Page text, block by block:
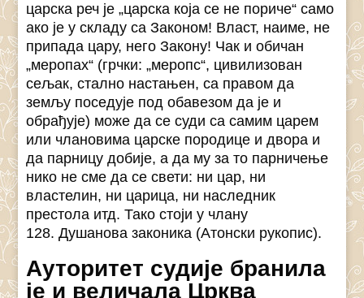
царска реч је „царска која се не пориче“ само
ако је у складу са Законом! Власт, наиме, не
припада цару, него Закону! Чак и обичан
„меропах“ (грчки: „меропс“, цивилизован
сељак, стално настањен, са правом да
земљу поседује под обавезом да је и
обрађује) може да се суди са самим царем
или члановима царске породице и двора и
да парницу добије, а да му за то парничење
нико не сме да се свети: ни цар, ни
властелин, ни царица, ни наследник
престола итд. Тако стоји у члану
128. Душанова законика (Атонски рукопис).
Ауторитет судије бранила
је и величала Црква